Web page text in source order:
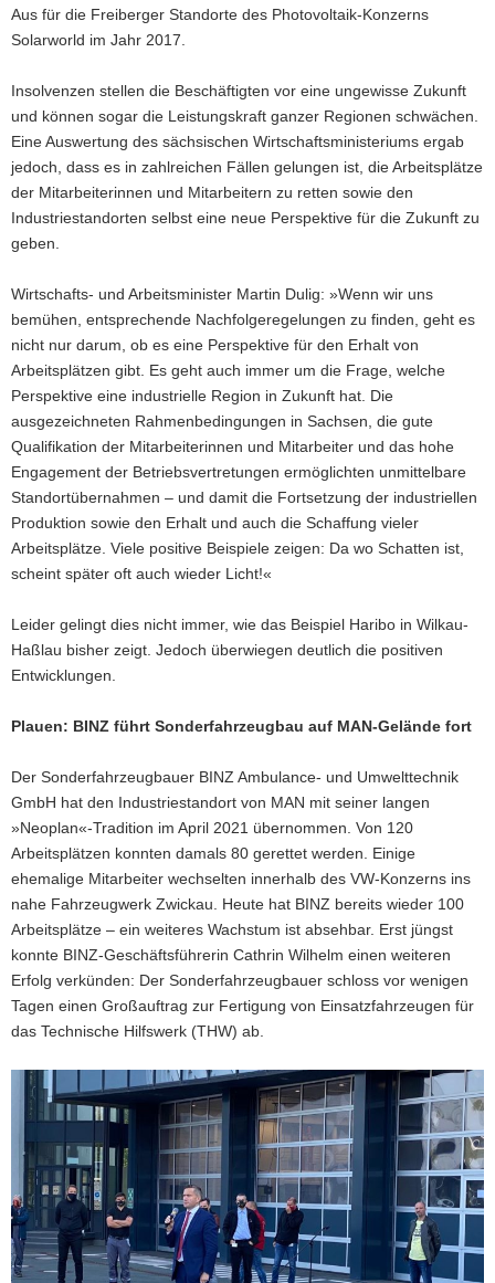
Aus für die Freiberger Standorte des Photovoltaik-Konzerns
Solarworld im Jahr 2017.
Insolvenzen stellen die Beschäftigten vor eine ungewisse Zukunft
und können sogar die Leistungskraft ganzer Regionen schwächen.
Eine Auswertung des sächsischen Wirtschaftsministeriums ergab
jedoch, dass es in zahlreichen Fällen gelungen ist, die Arbeitsplätze
der Mitarbeiterinnen und Mitarbeitern zu retten sowie den
Industriestandorten selbst eine neue Perspektive für die Zukunft zu
geben.
Wirtschafts- und Arbeitsminister Martin Dulig: »Wenn wir uns
bemühen, entsprechende Nachfolgeregelungen zu finden, geht es
nicht nur darum, ob es eine Perspektive für den Erhalt von
Arbeitsplätzen gibt. Es geht auch immer um die Frage, welche
Perspektive eine industrielle Region in Zukunft hat. Die
ausgezeichneten Rahmenbedingungen in Sachsen, die gute
Qualifikation der Mitarbeiterinnen und Mitarbeiter und das hohe
Engagement der Betriebsvertretungen ermöglichten unmittelbare
Standortübernahmen – und damit die Fortsetzung der industriellen
Produktion sowie den Erhalt und auch die Schaffung vieler
Arbeitsplätze. Viele positive Beispiele zeigen: Da wo Schatten ist,
scheint später oft auch wieder Licht!«
Leider gelingt dies nicht immer, wie das Beispiel Haribo in Wilkau-
Haßlau bisher zeigt. Jedoch überwiegen deutlich die positiven
Entwicklungen.
Plauen: BINZ führt Sonderfahrzeugbau auf MAN-Gelände fort
Der Sonderfahrzeugbauer BINZ Ambulance- und Umwelttechnik
GmbH hat den Industriestandort von MAN mit seiner langen
»Neoplan«-Tradition im April 2021 übernommen. Von 120
Arbeitsplätzen konnten damals 80 gerettet werden. Einige
ehemalige Mitarbeiter wechselten innerhalb des VW-Konzerns ins
nahe Fahrzeugwerk Zwickau. Heute hat BINZ bereits wieder 100
Arbeitsplätze – ein weiteres Wachstum ist absehbar. Erst jüngst
konnte BINZ-Geschäftsführerin Cathrin Wilhelm einen weiteren
Erfolg verkünden: Der Sonderfahrzeugbauer schloss vor wenigen
Tagen einen Großauftrag zur Fertigung von Einsatzfahrzeugen für
das Technische Hilfswerk (THW) ab.